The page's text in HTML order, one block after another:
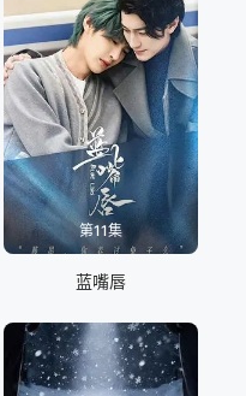
27
30
第11集
蓝嘴唇